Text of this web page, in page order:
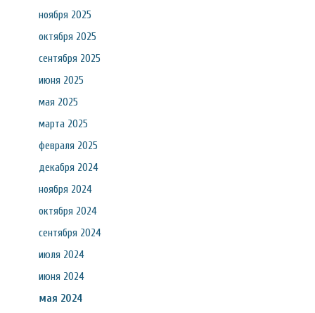
ноября 2025
октября 2025
сентября 2025
июня 2025
мая 2025
марта 2025
февраля 2025
декабря 2024
ноября 2024
октября 2024
сентября 2024
июля 2024
июня 2024
мая 2024